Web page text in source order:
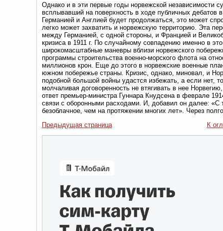
Однако и в эти первые годы норвежской независимости
всплывавший на поверхность в ходе публичных дебатов
Германией и Англией будет продолжаться, это может
легко может захватить и норвежскую территорию. Эта
между Германией, с одной стороны, и Францией и
кризиса в 1911 г. По случайному совпадению именно в
широкомасштабные маневры вблизи норвежского
программы строительства военно-морского флота на
миллионов крон. Еще до этого в норвежские военные
южном побережье страны. Кризис, однако, миновал, и
подобной большой войны удастся избежать, а если нет,
молчаливая договоренность не втягивать в нее
ответ премьер-министра Гуннара Кнудсена в феврале
связи с оборонными расходами. И, добавил он далее: «С
безоблачное, чем на протяжении многих лет». Через
Предыдущая страница
К